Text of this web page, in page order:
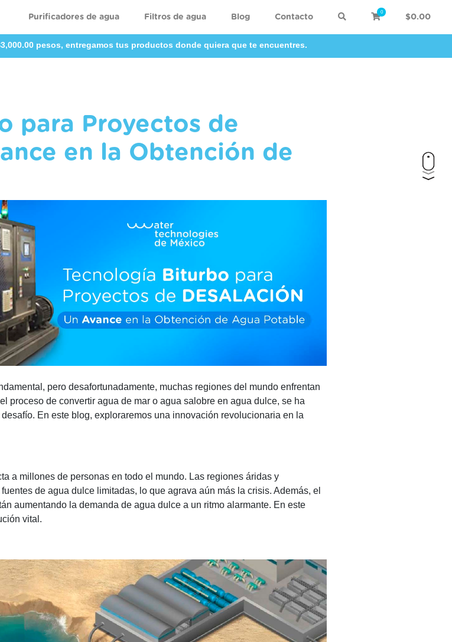
Purificadores de agua Filtros de agua Blog Contacto
0
$0.00
pesos, entregamos tus productos donde quiera que te encuentres.
para Proyectos de
en la Obtención de
pero desafortunadamente, muchas regiones del mundo enfrentan
proceso de convertir agua de mar o agua salobre en agua dulce, se ha
En este blog, exploraremos una innovación revolucionaria en la
a millones de personas en todo el mundo. Las regiones áridas y
de agua dulce limitadas, lo que agrava aún más la crisis. Además, el
aumentando la demanda de agua dulce a un ritmo alarmante. En este
vital.